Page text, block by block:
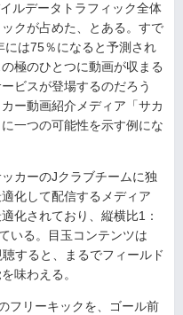
ルデータトラフィック全体
クが占めた、とある。すで
は75％になると予測され
極のひとつに動画が収まる
ビスが登場するのだろう
ー動画紹介メディア「サカ
一つの可能性を示す例にな
カーのJクラブチームに独
化して配信するメディア
化されており、縦横比1：
いる。目玉コンテンツは
すると、まるでフィールド
味わえる。
フリーキックを、ゴール前